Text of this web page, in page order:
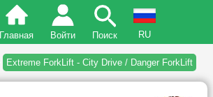
Главная Войти Поиск RU
Extreme ForkLift - City Drive / Danger ForkLift